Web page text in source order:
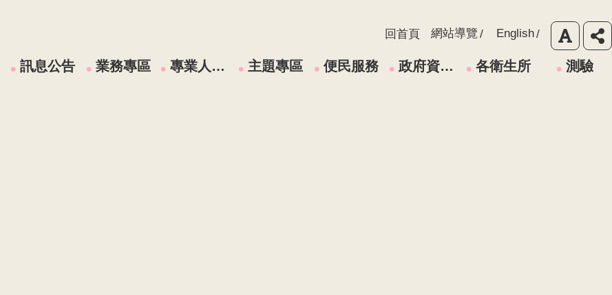
回首頁 網站導覽 English
訊息公告 業務專區 專業人員區 主題專區 便民服務 政府資訊公開 各衛生所 測驗